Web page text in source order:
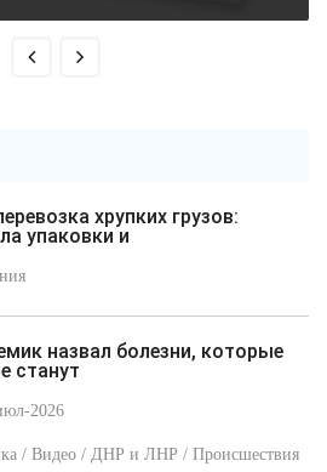
упаковки и
станут
2026
/ Видео / ДНР и ЛНР / Происшествия